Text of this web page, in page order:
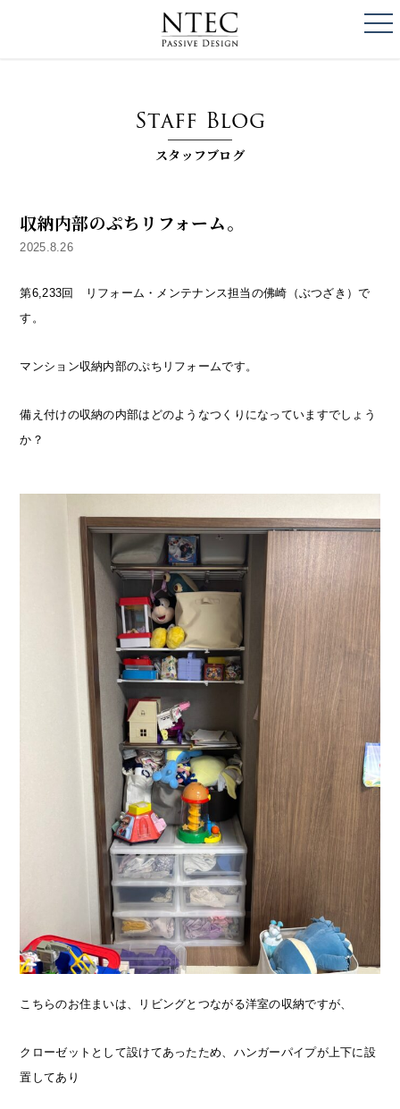
Staff Blog
スタッフブログ
収納内部のぷちリフォーム。
2025.8.26
第6,233回 リフォーム・メンテナンス担当の佛崎（ぶつざき）で
す。
マンション収納内部のぷちリフォームです。
備え付けの収納の内部はどのようなつくりになっていますでしょう
か？
こちらのお住まいは、リビングとつながる洋室の収納ですが、
クローゼットとして設けてあったため、ハンガーパイプが上下に設
置してあり